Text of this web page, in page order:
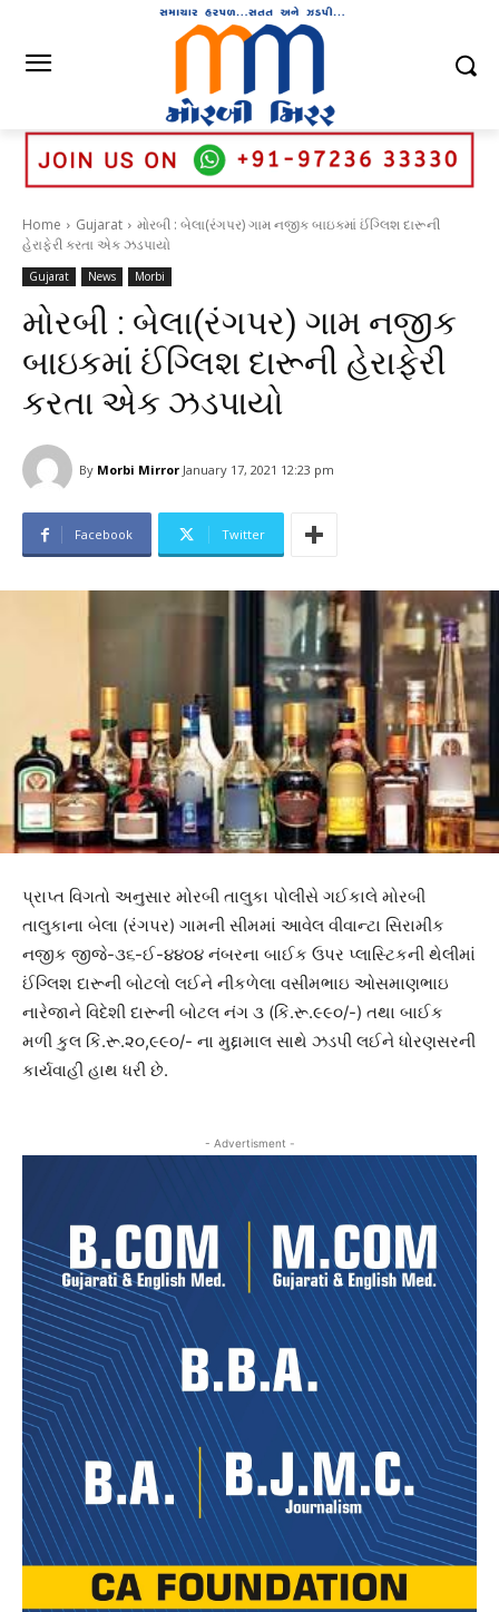
Home Gujarat
મોરબી : બેલા(રંગપર) ગામ નજીક બાઇકમાં ઈંગ્લિશ દારૂની
હેરાફેરી કરતા એક ઝડપાયો
Gujarat News Morbi
મોરબી : બેલા(રંગપર) ગામ નજીક
બાઇકમાં ઈંગ્લિશ દારૂની હેરાફેરી
કરતા એક ઝડપાયો
By Morbi Mirror January 17, 2021 12:23 pm
Facebook Twitter
પ્રાપ્ત વિગતો અનુસાર મોરબી તાલુકા પોલીસે ગઈકાલે મોરબી
તાલુકાના બેલા (રંગપર) ગામની સીમમાં આવેલ વીવાન્ટા સિરામીક
નજીક જીજે-૩૬-ઈ-૪૪૦૪ નંબરના બાઈક ઉપર પ્લાસ્ટિકની થેલીમાં
ઈંગ્લિશ દારૂની બોટલો લઈને નીકળેલા વસીમભાઇ ઓસમાણભાઇ
નારેજાને વિદેશી દારૂની બોટલ નંગ ૩ (કિં.રૂ.૯૯૦/-) તથા બાઈક
મળી કુલ કિં.રૂ.૨૦,૯૯૦/- ના મુદ્દામાલ સાથે ઝડપી લઈને ધોરણસરની
કાર્યવાહી હાથ ધરી છે.
- Advertisment -